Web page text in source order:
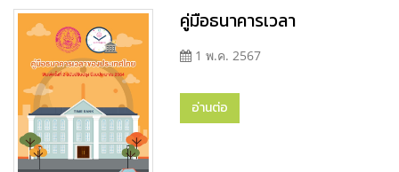
คู่มือธนาคารเวลา
1 พ.ค. 2567
อ่านต่อ